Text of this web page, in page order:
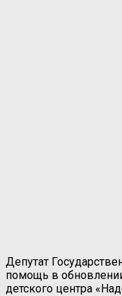
Депутат
помощь в
детского центра